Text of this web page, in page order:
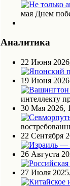
мая Днем
Аналитика
22 Июня
19 Июня
интеллекту
30 Мая 2026,
22 Сентября
26 Августа
27 Июля